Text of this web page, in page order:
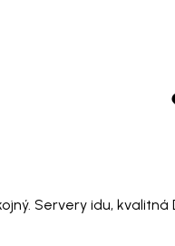
Servery idu,